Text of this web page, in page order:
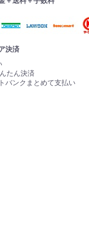
決済
たん決済
バンクまとめて支払い